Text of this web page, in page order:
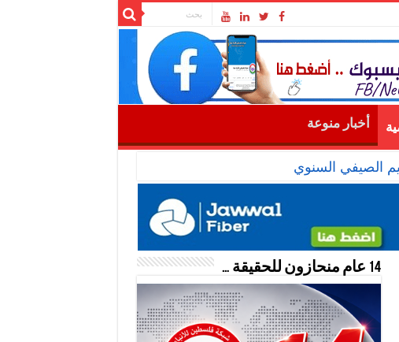
أخبار منوعة
14 عام منحازون للحقيقة …